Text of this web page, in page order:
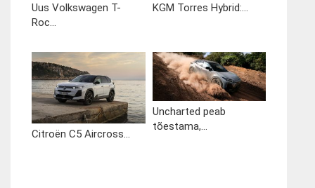
Uus Volkswagen T-
Roc...
KGM Torres Hybrid:...
Citroën C5 Aircross...
Uncharted peab
tõestama,...